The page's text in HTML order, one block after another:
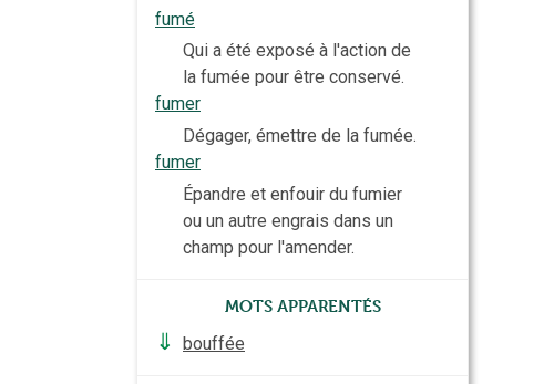
fumé
Qui a été exposé à l'action de
la fumée pour être conservé.
fumer
Dégager, émettre de la fumée.
fumer
Épandre et enfouir du fumier
ou un autre engrais dans un
champ pour l'amender.
Mots apparentés
⇓
bouffée